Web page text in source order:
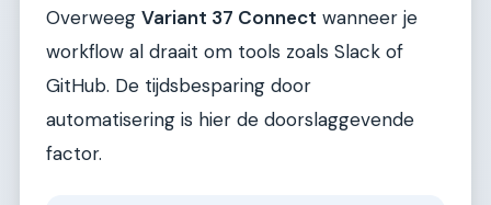
Overweeg Variant 37 Connect wanneer je
workflow al draait om tools zoals Slack of
GitHub. De tijdsbesparing door
automatisering is hier de doorslaggevende
factor.